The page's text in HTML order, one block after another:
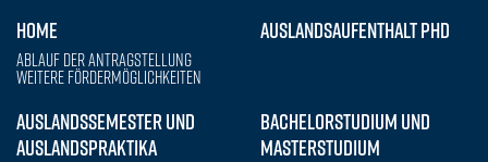
HOME
Ablauf der Antragstellung
Weitere Fördermöglichkeiten
AUSLANDSSEMESTER UND
AUSLANDSPRAKTIKA
AUSLANDSAUFENTHALT PHD
BACHELORSTUDIUM UND
MASTERSTUDIUM